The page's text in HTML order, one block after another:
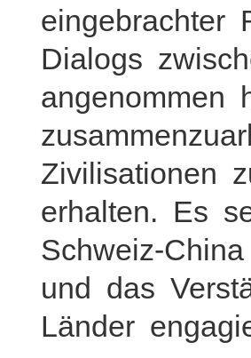
eingebrachter
Dialogs
Zivilisationen
erhalten. Es
Schweiz-
und das
Länder